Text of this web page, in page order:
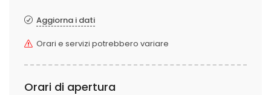
Aggiorna i dati
Orari e servizi potrebbero variare
Orari di apertura